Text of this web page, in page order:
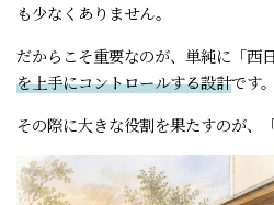
も少なくありません。
だからこそ重要なのが、単純に「西
を上手にコントロールする設計です。
その際に大きな役割を果たすのが、